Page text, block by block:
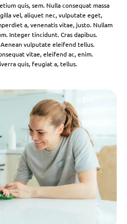
quis, sem. Nulla consequat massa
vel, aliquet nec, vulputate eget,
a, venenatis vitae, justo. Nullam
Integer tincidunt. Cras dapibus.
vulputate eleifend tellus.
vitae, eleifend ac, enim.
quis, feugiat a, tellus.